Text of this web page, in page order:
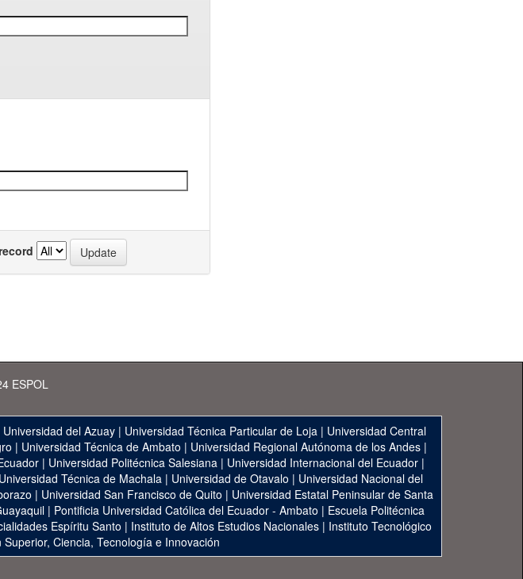
ESPOL
Universidad del Azuay | Universidad Técnica Particular de Loja | Universidad Central
| Universidad Técnica de Ambato | Universidad Regional Autónoma de los Andes|
| Universidad Politécnica Salesiana| Universidad Internacional del Ecuador|
Universidad Técnica de Machala | Universidad de Otavalo | Universidad Nacional del
| Universidad San Francisco de Quito | Universidad Estatal Peninsular de Santa
| Pontificia Universidad Católica del Ecuador - Ambato | Escuela Politécnica
Espíritu Santo | Instituto de Altos Estudios Nacionales | Instituto Tecnológico
Ciencia, Tecnología e Innovación